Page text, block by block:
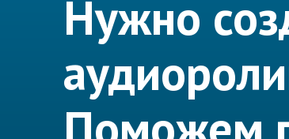
Нужно